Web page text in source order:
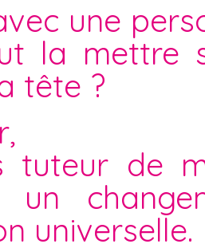
une
la mettre
tête ?
tuteur de
un
universelle.